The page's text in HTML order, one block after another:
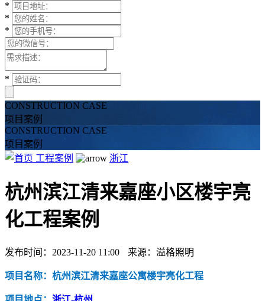
*
*
*
*
CONSTRUCTION CASE
项目案例
CONSTRUCTION CASE
项目案例
工程案例
浙江
杭州滨江清来嘉座小区楼宇亮
化工程案例
发布时间：2023-11-20 11:00 来源：溢格照明
项目名称：杭州滨江清来嘉座公寓楼宇亮化工程